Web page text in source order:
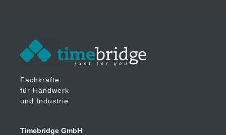
Fachkräfte
für Handwerk
und Industrie
Timebridge GmbH